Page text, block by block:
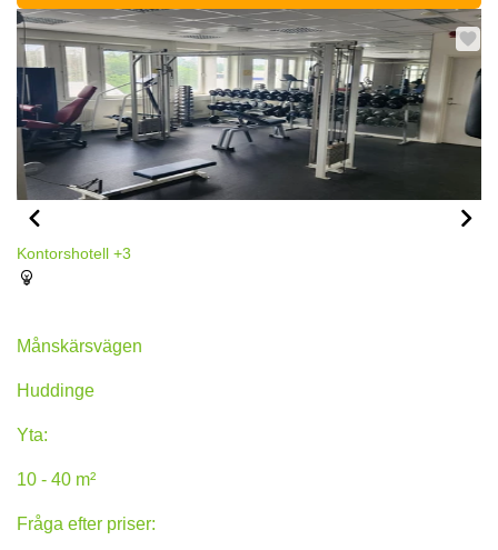
Kontorshotell +3
Månskärsvägen
Huddinge
Yta:
10 - 40 m²
Fråga efter priser: